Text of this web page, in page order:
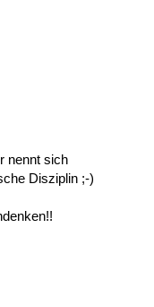
nennt sich
Disziplin ;-)